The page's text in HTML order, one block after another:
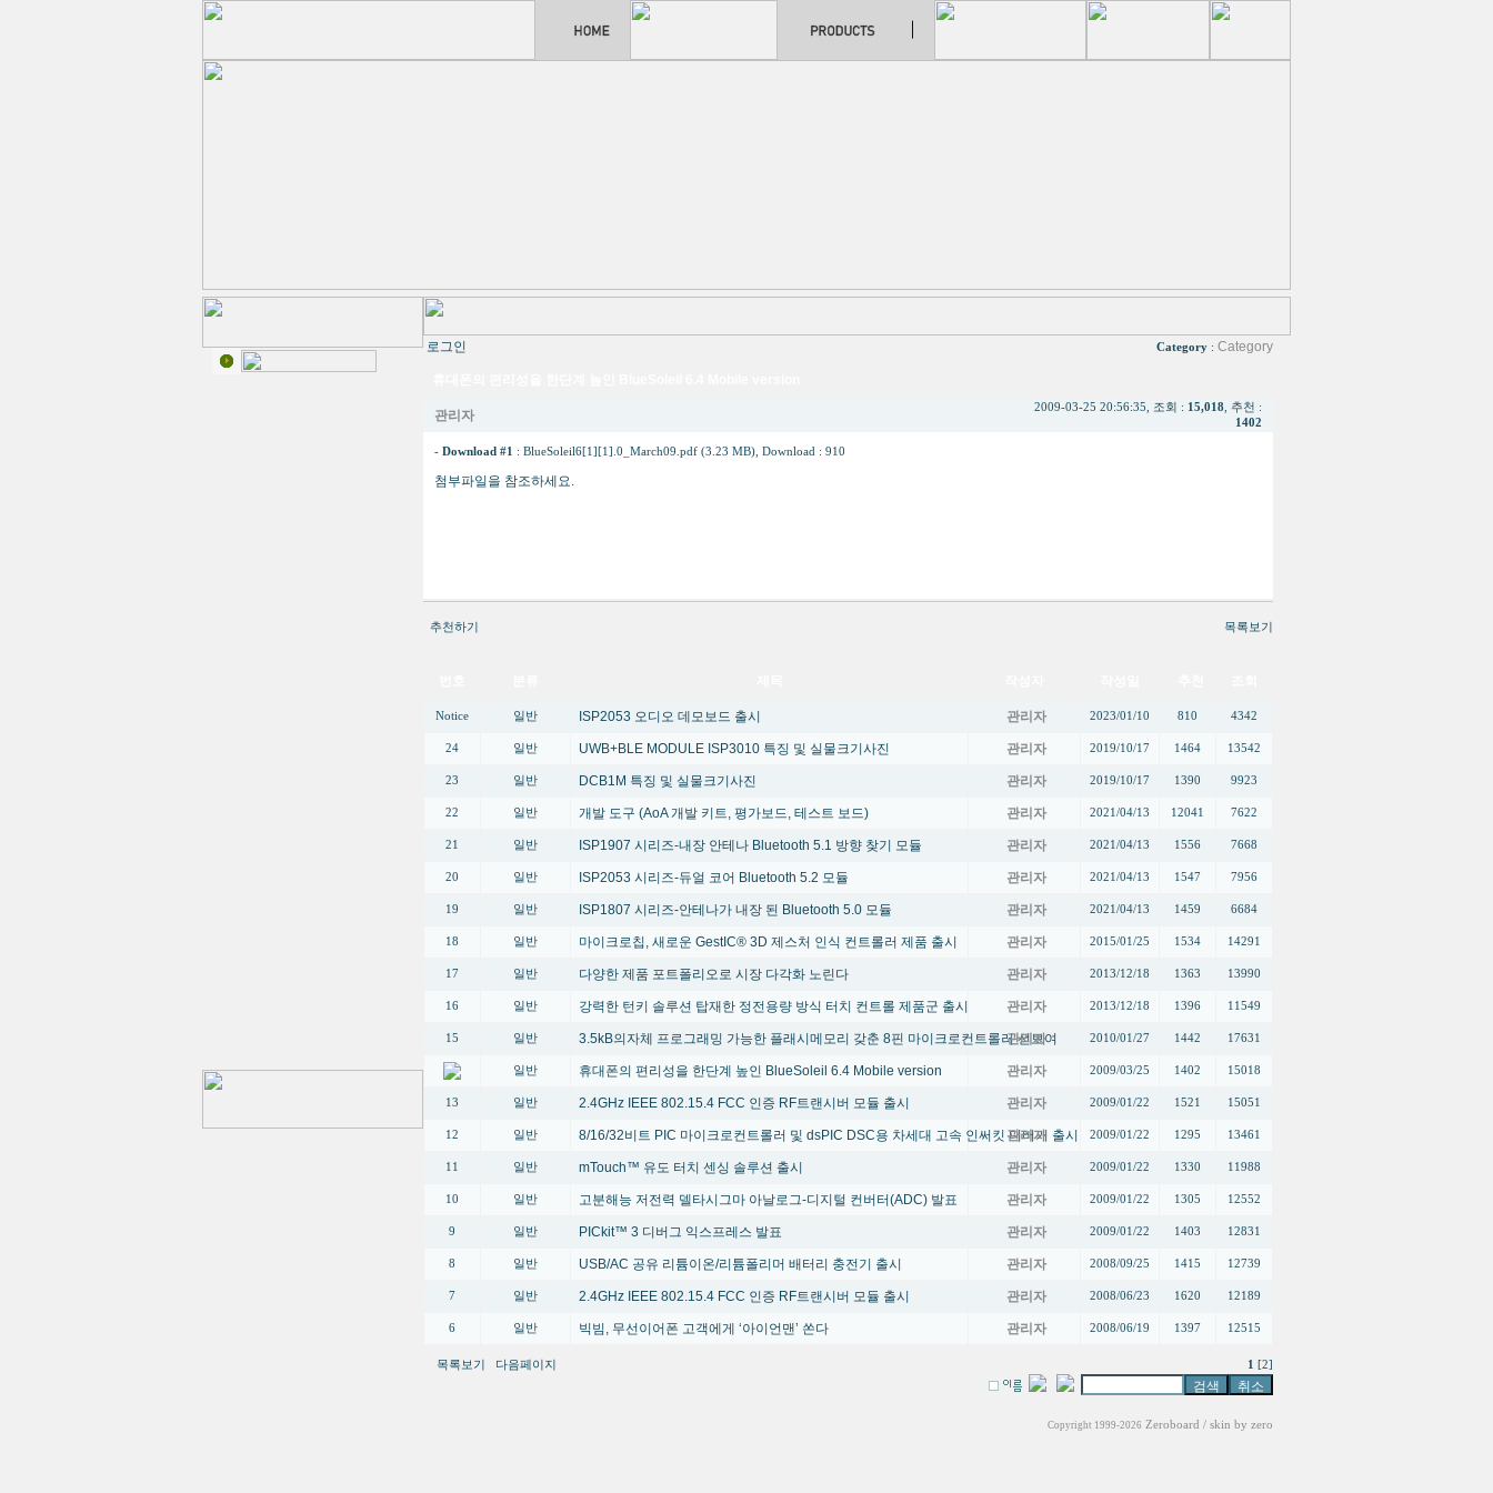
로그인 Category : Category
관리자
2009-03-25 20:56:35, 조회 : 15,018 , 추천 :
1402
- Download #1 : BlueSoleil6[1][1].0_March09.pdf (3.23 MB) , Download : 910
첨부파일을 참조하세요.
추천하기 목록보기
Notice 일반 ISP2053 오디오 데모보드 출시 관리자 2023/01/10 810 4342
24 일반 UWB+BLE MODULE ISP3010 특징 및 실물크기사진 관리자 2019/10/17 1464 13542
23 일반 DCB1M 특징 및 실물크기사진 관리자 2019/10/17 1390 9923
22 일반 개발 도구 (AoA 개발 키트, 평가보드, 테스트 보드) 관리자 2021/04/13 12041 7622
21 일반 ISP1907 시리즈-내장 안테나 Bluetooth 5.1 방향 찾기 모듈 관리자 2021/04/13 1556 7668
20 일반 ISP2053 시리즈-듀얼 코어 Bluetooth 5.2 모듈 관리자 2021/04/13 1547 7956
19 일반 ISP1807 시리즈-안테나가 내장 된 Bluetooth 5.0 모듈 관리자 2021/04/13 1459 6684
18 일반 마이크로칩, 새로운 GestIC® 3D 제스처 인식 컨트롤러 제품 출시 관리자 2015/01/25 1534 14291
17 일반 다양한 제품 포트폴리오로 시장 다각화 노린다 관리자 2013/12/18 1363 13990
16 일반 강력한 턴키 솔루션 탑재한 정전용량 방식 터치 컨트롤 제품군 출시 관리자 2013/12/18 1396 11549
15 일반 3.5kB의자체 프로그래밍 가능한 플래시메모리 갖춘 8핀 마이크로컨트롤러 선보여
관리자 2010/01/27 1442 17631
일반 휴대폰의 편리성을 한단계 높인 BlueSoleil 6.4 Mobile version 관리자 2009/03/25 1402 15018
13 일반 2.4GHz IEEE 802.15.4 FCC 인증 RF트랜시버 모듈 출시 관리자 2009/01/22 1521 15051
12 일반 8/16/32비트 PIC 마이크로컨트롤러 및 dsPIC DSC용 차세대 고속 인써킷 디버거 출시
관리자 2009/01/22 1295 13461
11 일반 mTouch™ 유도 터치 센싱 솔루션 출시 관리자 2009/01/22 1330 11988
10 일반 고분해능 저전력 델타시그마 아날로그-디지털 컨버터(ADC) 발표 관리자 2009/01/22 1305 12552
9 일반 PICkit™ 3 디버그 익스프레스 발표 관리자 2009/01/22 1403 12831
8 일반 USB/AC 공유 리튬이온/리튬폴리머 배터리 충전기 출시 관리자 2008/09/25 1415 12739
7 일반 2.4GHz IEEE 802.15.4 FCC 인증 RF트랜시버 모듈 출시 관리자 2008/06/23 1620 12189
6 일반 빅빔, 무선이어폰 고객에게 ‘아이언맨’ 쏜다 관리자 2008/06/19 1397 12515
목록보기 다음페이지 1 [2]
Copyright 1999-2026 Zeroboard / skin by zero